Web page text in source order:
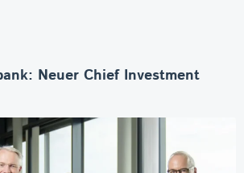
Neuer Chief Investment